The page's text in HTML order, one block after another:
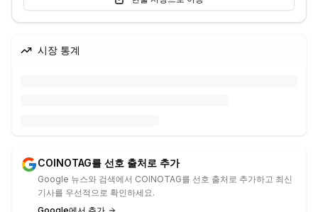
시장 통계
COINOTAG를 선호 출처로 추가
Google 뉴스와 검색에서 COINOTAG를 선호 출처로 추가하고 최신
기사를 우선적으로 확인하세요.